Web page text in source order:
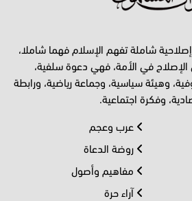
شاملة تفهم الإسلام فهما شاملا،
في الأمة، فهي دعوة سلفية،
وهيئة سياسية، وجماعة رياضية، ورابطة
وفكرة اجتماعية.
عرب وعجم
روضة الدعاة
مفاهيم وأصول
آراء حرة